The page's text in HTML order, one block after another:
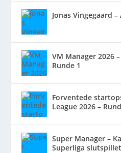
Jonas Vingegaard
VM Manager 2026
Runde 1
Forventede
League 2026 –
Super Manager –
Superliga